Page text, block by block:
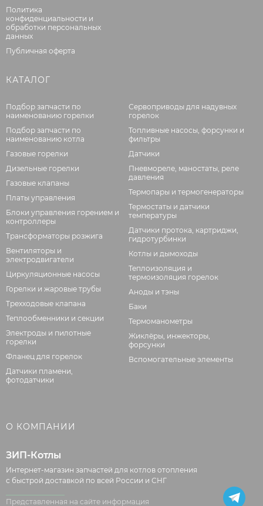
Политика
конфиденциальности и
обработки персональных
данных
Публичная оферта
КАТАЛОГ
Подбор запчасти по
наименованию горелки
Подбор запчасти по
наименованию котла
Газовые горелки
Дизельные горелки
Газовые клапаны
Платы управления
Блоки управления горением и
контроллеры
Трансформаторы розжига
Вентиляторы и
электродвигатели
Циркуляционные насосы
Горелки и жаровые трубы
Трехходовые клапана
Теплообменники и секции
Электроды и пилотные
горелки
Фланец для горелок
Датчики пламени,
фотодатчики
Сервоприводы для надувных
горелок
Топливные насосы, форсунки и
фильтры
Датчики
Пневмореле, маностаты, реле
давления
Термопары и термогенераторы
Термостаты и датчики
температуры
Датчики протока, картриджи,
гидротурбинки
Котлы и дымоходы
Теплоизоляция и
термоизоляция горелок
Аноды и тэны
Баки
Термоманометры
Жиклёры, инжекторы,
форсунки
Вспомогательные элементы
О КОМПАНИИ
ЗИП-Котлы
Интернет-магазин запчастей для котлов отопления
с быстрой доставкой по всей России и СНГ
Представленная на сайте информация